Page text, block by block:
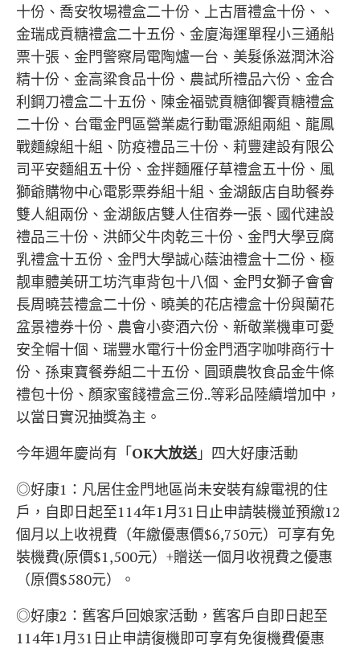
十份、喬安牧場禮盒二十份、上古厝禮盒十份、、
金瑞成貢糖禮盒二十五份、金廈海運單程小三通船
票十張、金門警察局電陶爐一台、美髮係滋潤沐浴
精十份、金高粱食品十份、農試所禮品六份、金合
利鋼刀禮盒二十五份、陳金福號貢糖御饗貢糖禮盒
二十份、台電金門區營業處行動電源組兩組、龍鳳
戰麵線組十組、防疫禮品三十份、莉豐建設有限公
司平安麵組五十份、金拌麵雁仔草禮盒五十份、風
獅爺購物中心電影票券組十組、金湖飯店自助餐券
雙人組兩份、金湖飯店雙人住宿券一張、國代建設
禮品三十份、洪師父牛肉乾三十份、金門大學豆腐
乳禮盒十五份、金門大學誠心蔭油禮盒十二份、極
靓車體美研工坊汽車背包十八個、金門女獅子會會
長周曉芸禮盒二十份、曉美的花店禮盒十份與蘭花
盆景禮券十份、農會小麥酒六份、新敬業機車可愛
安全帽十個、瑞豐水電行十份金門酒字咖啡商行十
份、孫東寶餐券組二十五份、圓頭農牧食品金牛條
禮包十份、顏家蜜餞禮盒三份..等彩品陸續增加中，
以當日實況抽獎為主。
今年週年慶尚有「OK大放送」四大好康活動
◎好康1：凡居住金門地區尚未安裝有線電視的住
戶，自即日起至114年1月31日止申請裝機並預繳12
個月以上收視費（年繳優惠價$6,750元）可享有免
裝機費(原價$1,500元）+贈送一個月收視費之優惠
（原價$580元）。
◎好康2：舊客戶回娘家活動，舊客戶自即日起至
114年1月31日止申請復機即可享有免復機費優惠